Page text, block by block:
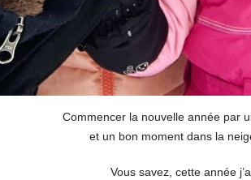
Commencer la nouvelle année par
et un bon moment dans la
Vous savez, cette année